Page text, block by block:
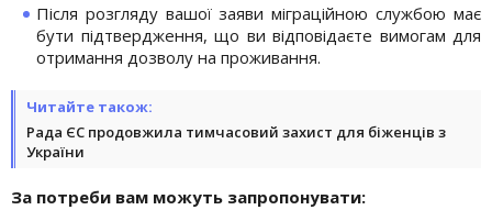
Після розгляду вашої заяви міграційною службою має
бути підтвердження, що ви відповідаєте вимогам для
отримання дозволу на проживання.
Читайте також:
Рада ЄС продовжила тимчасовий захист для біженців з
України
За потреби вам можуть запропонувати: